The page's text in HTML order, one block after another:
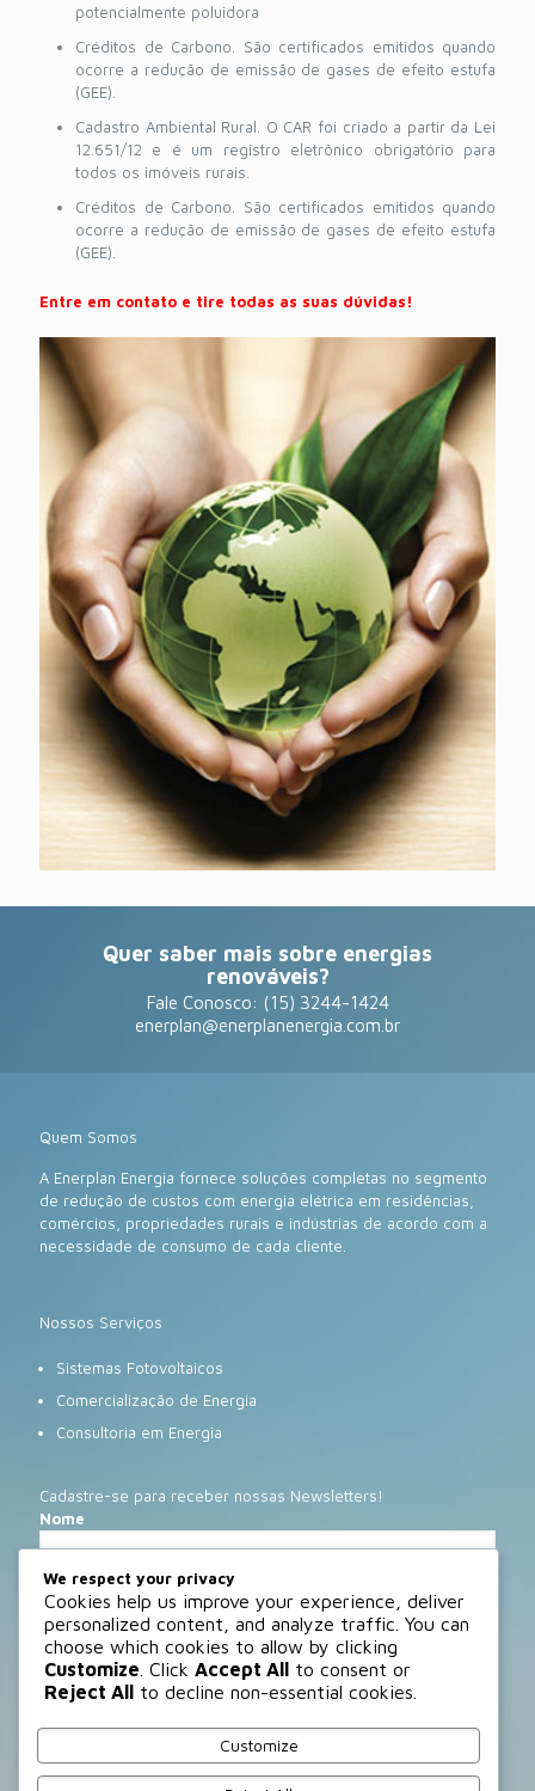
potencialmente poluidora
Créditos de Carbono. São certificados emitidos quando
ocorre a redução de emissão de gases de efeito estufa
(GEE).
Cadastro Ambiental Rural. O CAR foi criado a partir da Lei
12.651/12 e é um registro eletrônico obrigatório para
todos os imóveis rurais.
Créditos de Carbono. São certificados emitidos quando
ocorre a redução de emissão de gases de efeito estufa
(GEE).
Entre em contato e tire todas as suas dúvidas!
Quer saber mais sobre energias
renováveis?
Fale Conosco: (15) 3244-1424
enerplan@enerplanenergia.com.br
Quem Somos
A Enerplan Energia fornece soluções completas no segmento
de redução de custos com energia elétrica em residências,
comércios, propriedades rurais e indústrias de acordo com a
necessidade de consumo de cada cliente.
Nossos Serviços
Sistemas Fotovoltaicos
Comercialização de Energia
Consultoria em Energia
Cadastre-se para receber nossas Newsletters!
Nome
E-mail
We respect your privacy
Cookies help us improve your experience, deliver
personalized content, and analyze traffic. You can
choose which cookies to allow by clicking
Customize . Click Accept All to consent or
Reject All to decline non-essential cookies.
Customize